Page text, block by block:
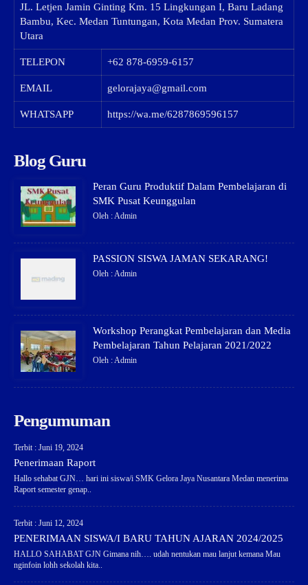
JL. Letjen Jamin Ginting Km. 15 Lingkungan I, Baru Ladang
Bambu, Kec. Medan Tuntungan, Kota Medan Prov. Sumatera
Utara
TELEPON +62 878-6959-6157
EMAIL gelorajaya@gmail.com
WHATSAPP https://wa.me/6287869596157
Blog Guru
Peran Guru Produktif Dalam Pembelajaran di
SMK Pusat Keunggulan
Oleh : Admin
PASSION SISWA JAMAN SEKARANG!
Oleh : Admin
Workshop Perangkat Pembelajaran dan Media
Pembelajaran Tahun Pelajaran 2021/2022
Oleh : Admin
Pengumuman
Terbit : Juni 19, 2024
Penerimaan Raport
Hallo sehabat GJN… hari ini siswa/i SMK Gelora Jaya Nusantara Medan menerima
Raport semester genap..
Terbit : Juni 12, 2024
PENERIMAAN SISWA/I BARU TAHUN AJARAN 2024/2025
HALLO SAHABAT GJN Gimana nih…. udah nentukan mau lanjut kemana Mau
nginfoin lohh sekolah kita..